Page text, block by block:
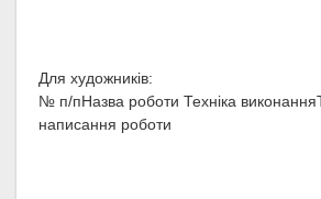
Для художників:
№ п/пНазва роботи Техніка
написання роботи